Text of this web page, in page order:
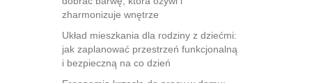
zharmonizuje wnętrze
Układ mieszkania dla rodziny z dziećmi:
jak zaplanować przestrzeń funkcjonalną
i bezpieczną na co dzień